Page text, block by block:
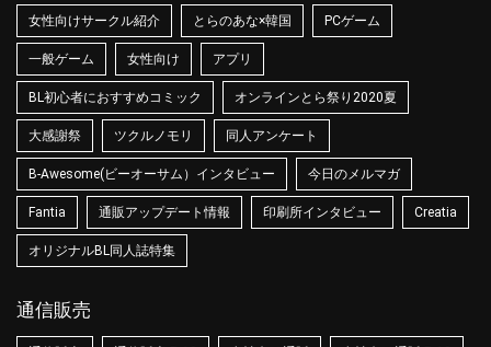
女性向けサークル紹介 とらのあな×韓国 PCゲーム
一般ゲーム 女性向け アプリ
BL初心者におすすめコミック オンラインとら祭り2020夏
大感謝祭 ツクルノモリ 同人アンケート
B-Awesome(ビーオーサム）インタビュー 今日のメルマガ
Fantia 通販アップデート情報 印刷所インタビュー Creatia
オリジナルBL同人誌特集
通信販売